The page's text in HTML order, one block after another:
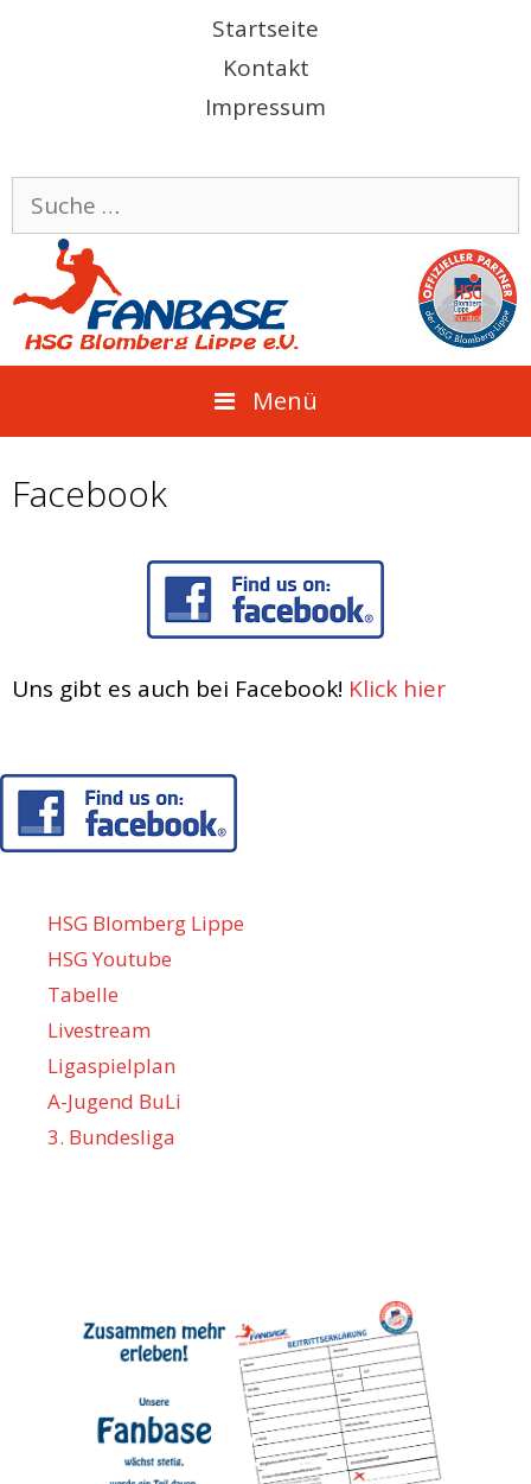
Startseite
Kontakt
Impressum
Suche
nach:
Menü
Facebook
Uns gibt es auch bei Facebook! Klick hier
HSG Blomberg Lippe
HSG Youtube
Tabelle
Livestream
Ligaspielplan
A-Jugend BuLi
3. Bundesliga